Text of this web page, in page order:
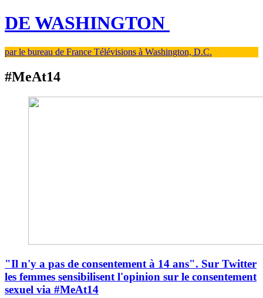
DE WASHINGTON
par le bureau de France Télévisions à Washington, D.C.
#MeAt14
"Il n'y a pas de consentement à 14 ans". Sur Twitter
les femmes sensibilisent l'opinion sur le consentement
sexuel via #MeAt14